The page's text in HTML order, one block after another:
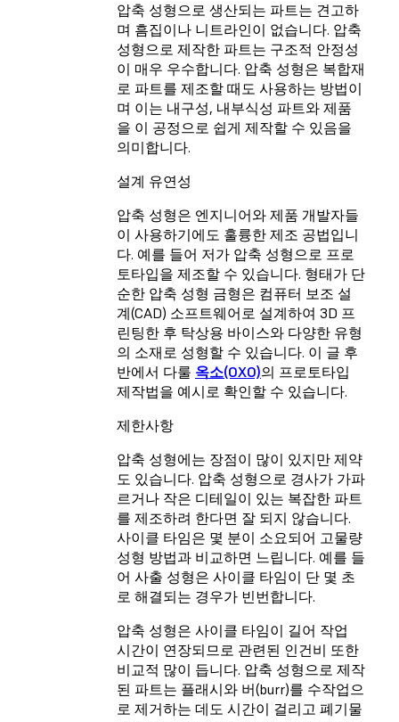
압축 성형으로 생산되는 파트는 견고하
며 흠집이나 니트라인이 없습니다. 압축
성형으로 제작한 파트는 구조적 안정성
이 매우 우수합니다. 압축 성형은 복합재
로 파트를 제조할 때도 사용하는 방법이
며 이는 내구성, 내부식성 파트와 제품
을 이 공정으로 쉽게 제작할 수 있음을
의미합니다.
설계 유연성
압축 성형은 엔지니어와 제품 개발자들
이 사용하기에도 훌륭한 제조 공법입니
다. 예를 들어 저가 압축 성형으로 프로
토타입을 제조할 수 있습니다. 형태가 단
순한 압축 성형 금형은 컴퓨터 보조 설
계(CAD) 소프트웨어로 설계하여 3D 프
린팅한 후 탁상용 바이스와 다양한 유형
의 소재로 성형할 수 있습니다. 이 글 후
반에서 다룰 옥소(OXO)의 프로토타입
제작법을 예시로 확인할 수 있습니다.
제한사항
압축 성형에는 장점이 많이 있지만 제약
도 있습니다. 압축 성형으로 경사가 가파
르거나 작은 디테일이 있는 복잡한 파트
를 제조하려 한다면 잘 되지 않습니다.
사이클 타임은 몇 분이 소요되어 고물량
성형 방법과 비교하면 느립니다. 예를 들
어 사출 성형은 사이클 타임이 단 몇 초
로 해결되는 경우가 빈번합니다.
압축 성형은 사이클 타임이 길어 작업
시간이 연장되므로 관련된 인건비 또한
비교적 많이 듭니다. 압축 성형으로 제작
된 파트는 플래시와 버(burr)를 수작업으
로 제거하는 데도 시간이 걸리고 폐기물